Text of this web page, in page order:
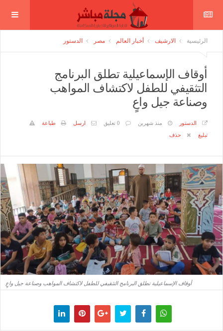
الرئيسية الارشيف أخبار العالم مصر الدستور
أوقاف الإسماعيلية تطلق البرنامج
التثقيفي للطفل لاكتشاف المواهب
وصناعة جيل واعٍ
الدستور منذ شهرين 0 تعليق ارسل
طباعة
تبليغ
حذف
أوقاف الإسماعيلية تطلق البرنامج التثقيفي للطفل لاكتشاف المواهب وصناعة جيل واعٍ